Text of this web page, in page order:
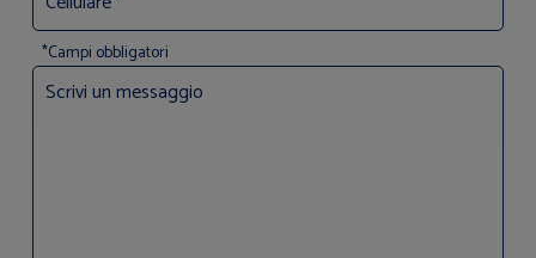
*Campi obbligatori